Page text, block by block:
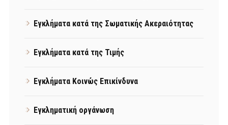
Εγκλήματα κατά της Σωματικής Ακεραιότητας
Εγκλήματα κατά της Τιμής
Εγκλήματα Κοινώς Επικίνδυνα
Εγκληματική οργάνωση